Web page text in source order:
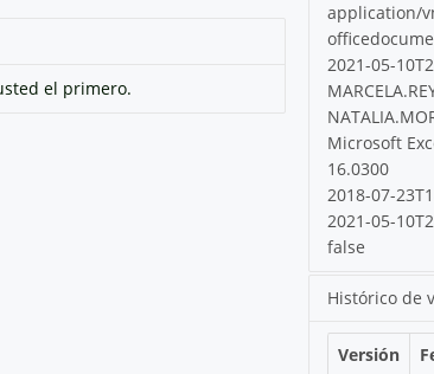
el primero.
application/
2021-05-
Microsoft
16.0300
2018-07-
2021-05-
false
Histórico de
Versión